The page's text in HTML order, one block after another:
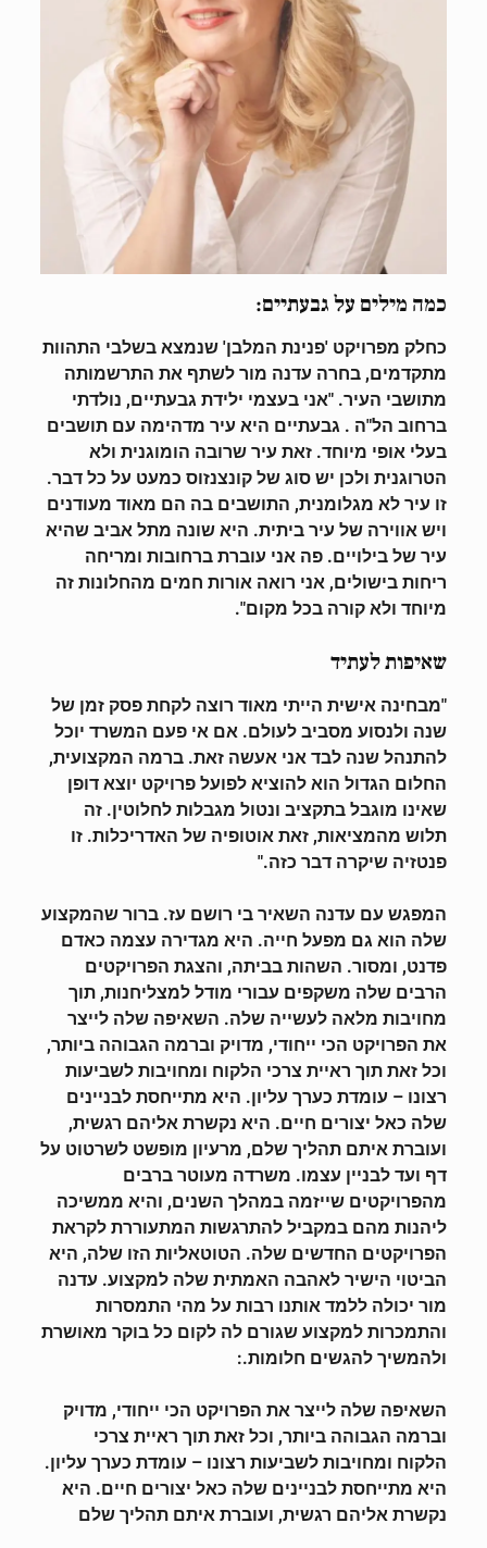
כמה מילים על גבעתיים:
כחלק מפרויקט 'פנינת המלבן' שנמצא בשלבי התהוות
מתקדמים, בחרה עדנה מור לשתף את התרשמותה
מתושבי העיר. "אני בעצמי ילידת גבעתיים, נולדתי
ברחוב הל"ה . גבעתיים היא עיר מדהימה עם תושבים
בעלי אופי מיוחד. זאת עיר שרובה הומוגנית ולא
הטרוגנית ולכן יש סוג של קונצנזוס כמעט על כל דבר.
זו עיר לא מגלומנית, התושבים בה הם מאוד מעודנים
ויש אווירה של עיר ביתית. היא שונה מתל אביב שהיא
עיר של בילויים. פה אני עוברת ברחובות ומריחה
ריחות בישולים, אני רואה אורות חמים מהחלונות זה
מיוחד ולא קורה בכל מקום".
שאיפות לעתיד
"מבחינה אישית הייתי מאוד רוצה לקחת פסק זמן של
שנה ולנסוע מסביב לעולם. אם אי פעם המשרד יוכל
להתנהל שנה לבד אני אעשה זאת. ברמה המקצועית,
החלום הגדול הוא להוציא לפועל פרויקט יוצא דופן
שאינו מוגבל בתקציב ונטול מגבלות לחלוטין. זה
תלוש מהמציאות, זאת אוטופיה של האדריכלות. זו
פנטזיה שיקרה דבר כזה."
המפגש עם עדנה השאיר בי רושם עז. ברור שהמקצוע
שלה הוא גם מפעל חייה. היא מגדירה עצמה כאדם
פדנט, ומסור. השהות בביתה, והצגת הפרויקטים
הרבים שלה משקפים עבורי מודל למצליחנות, תוך
מחויבות מלאה לעשייה שלה. השאיפה שלה לייצר
את הפרויקט הכי ייחודי, מדויק וברמה הגבוהה ביותר,
וכל זאת תוך ראיית צרכי הלקוח ומחויבות לשביעות
רצונו – עומדת כערך עליון. היא מתייחסת לבניינים
שלה כאל יצורים חיים. היא נקשרת אליהם רגשית,
ועוברת איתם תהליך שלם, מרעיון מופשט לשרטוט על
דף ועד לבניין עצמו. משרדה מעוטר ברבים
מהפרויקטים שייזמה במהלך השנים, והיא ממשיכה
ליהנות מהם במקביל להתרגשות המתעוררת לקראת
הפרויקטים החדשים שלה. הטוטאליות הזו שלה, היא
הביטוי הישיר לאהבה האמתית שלה למקצוע. עדנה
מור יכולה ללמד אותנו רבות על מהי התמסרות
והתמכרות למקצוע שגורם לה לקום כל בוקר מאושרת
ולהמשיך להגשים חלומות.:
השאיפה שלה לייצר את הפרויקט הכי ייחודי, מדויק
וברמה הגבוהה ביותר, וכל זאת תוך ראיית צרכי
הלקוח ומחויבות לשביעות רצונו – עומדת כערך עליון.
היא מתייחסת לבניינים שלה כאל יצורים חיים. היא
נקשרת אליהם רגשית, ועוברת איתם תהליך שלם